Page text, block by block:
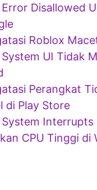
Disallowed
Roblox
UI Tidak
Perangkat
di Play Store
Interrupts
CPU Tinggi di